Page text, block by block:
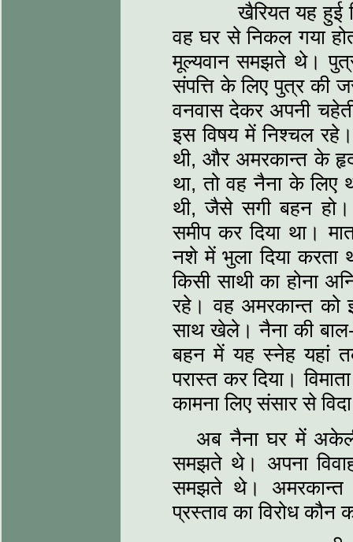
खैरियत यह हुई
वह घर से निकल गया
मूल्यवान समझते थे।
संपत्ति के लिए पुत्र की
वनवास देकर अपनी
इस विषय में निश्चल
थी, और अमरकान्त के
था, तो वह नैना के लिए
थी, जैसे सगी बहन
समीप कर दिया था।
नशे में भुला दिया
किसी साथी का होना
रहे। वह अमरकान्त को
साथ खेले। नैना की
बहन में यह स्नेह यहां
परास्त कर दिया।
कामना लिए संसार से
अब नैना घर में अकेली
समझते थे। अपना
समझते थे। अमरकान्त
प्रस्ताव का विरोध कौन